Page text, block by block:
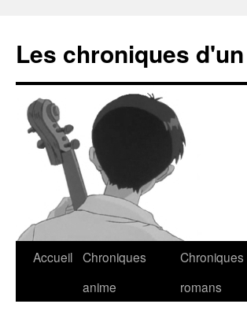
Les chroniques
Accueil Chroniques
anime
Chroniques
romans